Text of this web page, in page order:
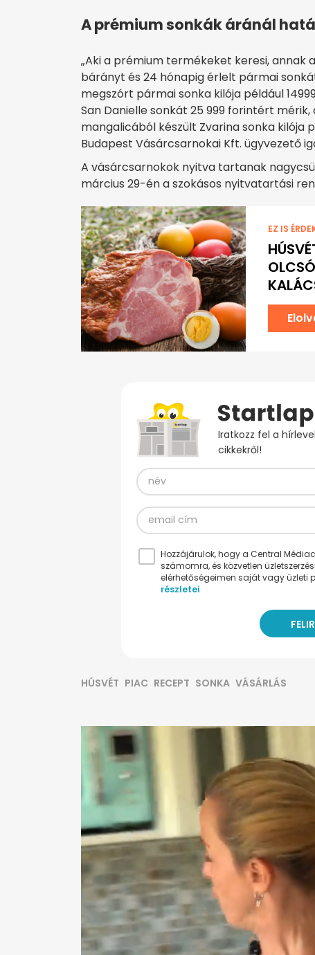
A prémium sonkák áránál
„Aki a prémium termékeket keresi,
bárányt és 24 hónapig érlelt pármai
megszórt pármai sonka kilója például
San Danielle sonkát 25 999 forintért
mangalicából készült Zvarina sonka kilója
Budapest Vásárcsarnokai Kft. ügyvezető
A vásárcsarnokok nyitva tartanak
március 29-én a szokásos nyitvatartási
EZ IS
Iratkozz fel a
cikkekről!
Hozzájárulok, hogy a Central
számomra, és közvetlen
elérhetőségeimen saját vagy üzleti
részletei
HÚSVÉT PIAC RECEPT SONKA VÁSÁRLÁS